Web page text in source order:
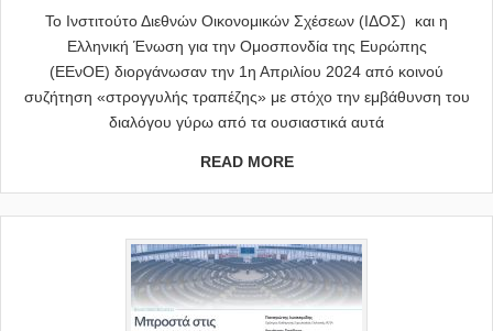
Το Ινστιτούτο Διεθνών Οικονομικών Σχέσεων (ΙΔΟΣ) και η
Ελληνική Ένωση για την Ομοσπονδία της Ευρώπης
(ΕΕνΟΕ) διοργάνωσαν την 1η Απριλίου 2024 από κοινού
συζήτηση «στρογγυλής τραπέζης» με στόχο την εμβάθυνση του
διαλόγου γύρω από τα ουσιαστικά αυτά
READ MORE